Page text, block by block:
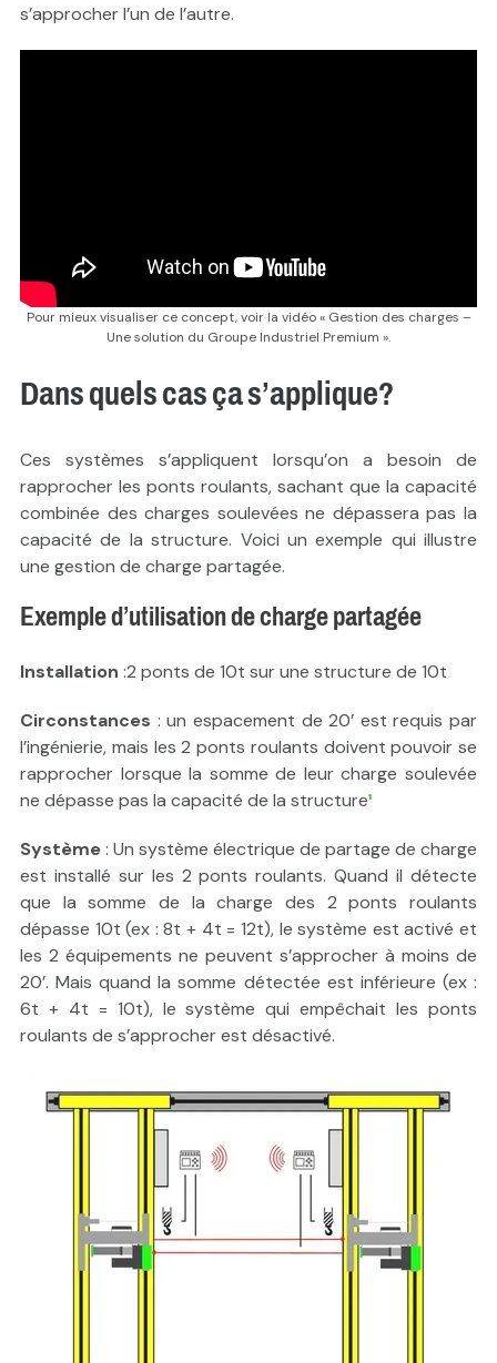
s’approcher l’un de l’autre.
Pour mieux visualiser ce concept, voir la vidéo « Gestion des charges –
Une solution du Groupe Industriel Premium ».
Dans quels cas ça s’applique?
Ces systèmes s’appliquent lorsqu’on a besoin de
rapprocher les ponts roulants, sachant que la capacité
combinée des charges soulevées ne dépassera pas la
capacité de la structure. Voici un exemple qui illustre
une gestion de charge partagée.
Exemple d’utilisation de charge partagée
Installation :2 ponts de 10t sur une structure de 10t
Circonstances : un espacement de 20’ est requis par
l’ingénierie, mais les 2 ponts roulants doivent pouvoir se
rapprocher lorsque la somme de leur charge soulevée
ne dépasse pas la capacité de la structure¹
Système: Un système électrique de partage de charge
est installé sur les 2 ponts roulants. Quand il détecte
que la somme de la charge des 2 ponts roulants
dépasse 10t (ex : 8t + 4t = 12t), le système est activé et
les 2 équipements ne peuvent s’approcher à moins de
20’. Mais quand la somme détectée est inférieure (ex :
6t + 4t = 10t), le système qui empêchait les ponts
roulants de s’approcher est désactivé.